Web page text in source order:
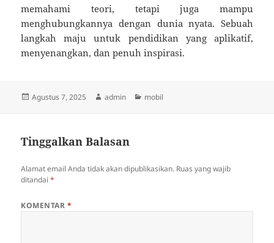
memahami teori, tetapi juga mampu
menghubungkannya dengan dunia nyata. Sebuah
langkah maju untuk pendidikan yang aplikatif,
menyenangkan, dan penuh inspirasi.
Diposkan
Agustus 7, 2025 Penulis
admin Kategori
mobil
Tinggalkan Balasan
Alamat email Anda tidak akan dipublikasikan. Ruas yang wajib
ditandai*
KOMENTAR *